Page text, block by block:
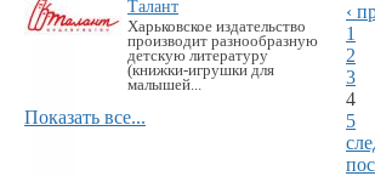
Талант
Харьковское издательство
производит разнообразную
детскую литературу
(книжки-игрушки для
малышей...
Показать все...
‹
1
2
3
4
5